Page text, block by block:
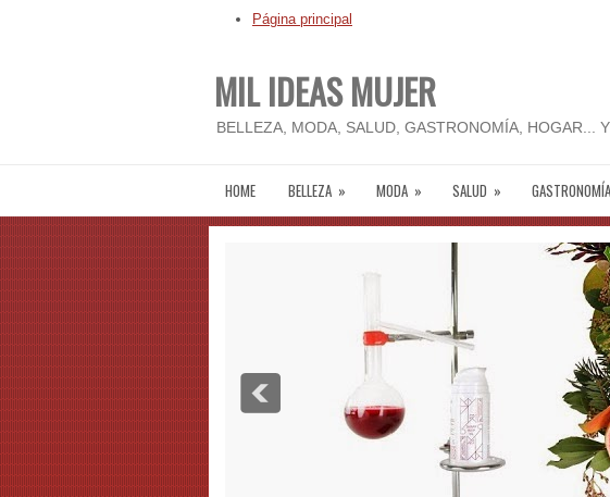
Página principal
MIL IDEAS MUJER
BELLEZA, MODA, SALUD, GASTRONOMÍA, HOGAR...
HOME BELLEZA » MODA » SALUD » GASTRONOMÍA